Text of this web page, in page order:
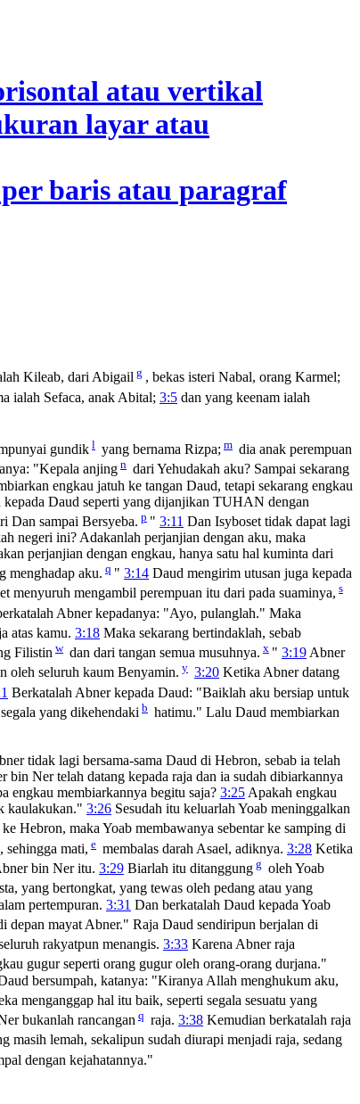
Kileab, dari Abigailg , bekas isteri Nabal, orang Karmel;
ialah Sefaca, anak Abital; 3:5 dan yang keenam ialah
gundik l yang bernama Rizpa; m dia anak perempuan
"Kepala anjingn dari Yehudakah aku? Sampai sekarang
engkau jatuh ke tangan Daud, tetapi sekarang engkau
Daud seperti yang dijanjikan TUHAN dengan
Dan sampai Bersyeba. p " 3:11 Dan Isyboset tidak dapat lagi
negeri ini? Adakanlah perjanjian dengan aku, maka
perjanjian dengan engkau, hanya satu hal kuminta dari
menghadap aku. q " 3:14 Daud mengirim utusan juga kepada
menyuruh mengambil perempuan itu dari pada suaminya, s
Abner kepadanya: "Ayo, pulanglah." Maka
atas kamu. 3:18 Maka sekarang bertindaklah, sebab
Filistin w dan dari tangan semua musuhnya. x " 3:19Abner
oleh seluruh kaum Benyamin. y 3:20 Ketika Abner datang
Berkatalah Abner kepada Daud: "Baiklah aku bersiap untuk
yang dikehendaki b hatimu." Lalu Daud membiarkan
tidak lagi bersama-sama Daud di Hebron, sebab ia telah
bin Ner telah datang kepada raja dan ia sudah dibiarkannya
engkau membiarkannya begitu saja? 3:25Apakah engkau
kaulakukan." 3:26 Sesudah itu keluarlah Yoab meninggalkan
Hebron, maka Yoab membawanya sebentar ke samping di
sehingga mati, e membalas darah Asael, adiknya. 3:28 Ketika
bin Ner itu. 3:29 Biarlah itu ditanggung g oleh Yoab
yang bertongkat, yang tewas oleh pedang atau yang
pertempuran. 3:31 Dan berkatalah Daud kepada Yoab
depan mayat Abner." Raja Daud sendiripun berjalan di
rakyatpun menangis. 3:33 Karena Abner raja
gugur seperti orang gugur oleh orang-orang durjana."
bersumpah, katanya: "Kiranya Allah menghukum aku,
menganggap hal itu baik, seperti segala sesuatu yang
bukanlah rancangan q raja. 3:38 Kemudian berkatalah raja
masih lemah, sekalipun sudah diurapi menjadi raja, sedang
dengan kejahatannya."